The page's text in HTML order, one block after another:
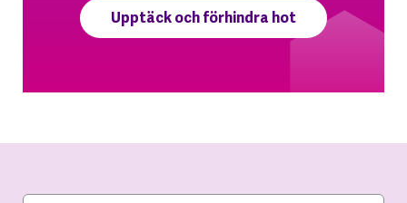
Upptäck och förhindra hot